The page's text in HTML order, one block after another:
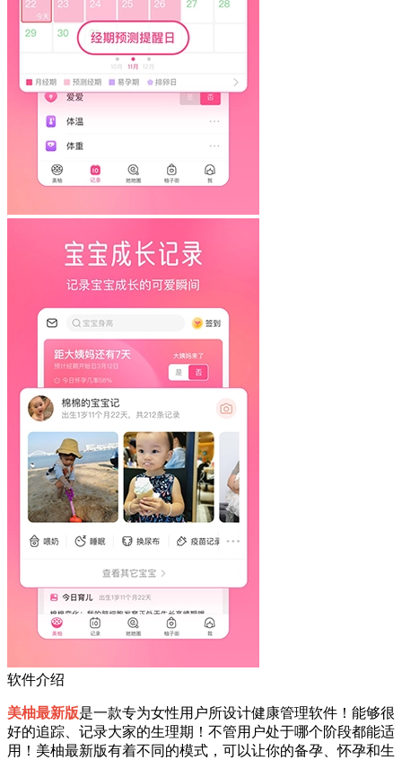
软件介绍
美柚最新版是一款专为女性用户所设计健康管理软件！能够很
好的追踪、记录大家的生理期！不管用户处于哪个阶段都能适
用！美柚最新版有着不同的模式，可以让你的备孕、怀孕和生